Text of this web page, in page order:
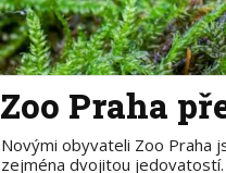
Zoo Praha
Novými obyvateli Zoo Praha
zejména dvojitou